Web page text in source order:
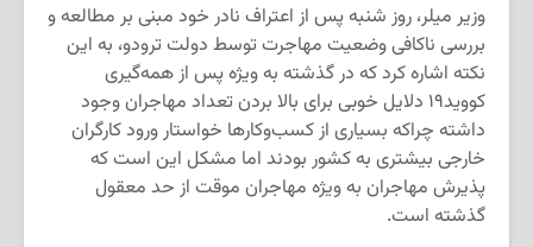
وزیر میلر، روز شنبه پس از اعتراف نادر خود مبنی بر مطالعه و
بررسی ناکافی وضعیت مهاجرت توسط دولت ترودو، به این
نکته اشاره کرد که در گذشته به ویژه پس از همه‌گیری
کووید۱۹ دلایل خوبی برای بالا بردن تعداد مهاجران وجود
داشته چراکه بسیاری از کسب‌وکارها خواستار ورود کارگران
خارجی بیشتری به کشور بودند اما مشکل این است که
پذیرش مهاجران به ویژه مهاجران موقت از حد معقول
گذشته است.